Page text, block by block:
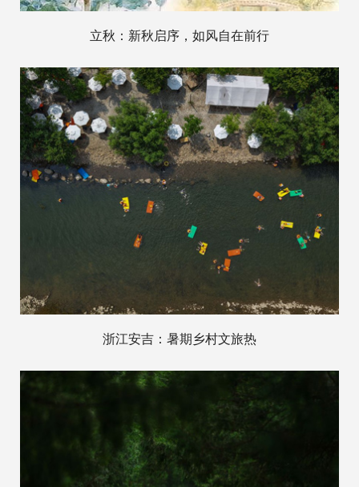
立秋：新秋启序，如风自在前行
浙江安吉：暑期乡村文旅热